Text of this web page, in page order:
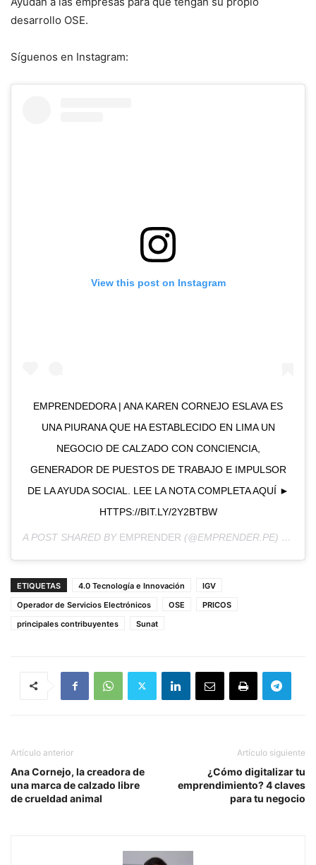
desarrollo OSE.
Síguenos en Instagram:
View this post on Instagram
EMPRENDEDORA | ANA KAREN CORNEJO ESLAVA ES
UNA PIURANA QUE HA ESTABLECIDO EN LIMA UN
NEGOCIO DE CALZADO CON CONCIENCIA,
GENERADOR DE PUESTOS DE TRABAJO E IMPULSOR
DE LA AYUDA SOCIAL. LEE LA NOTA COMPLETA AQUÍ ►
HTTPS://BIT.LY/2Y2BTBW
A POST SHARED BY EMPRENDER (@EMPRENDER.PE) ON
ETIQUETAS 4.0 Tecnología e Innovación
IGV
Operador de Servicios Electrónicos
OSE
PRICOS
principales contribuyentes
Sunat
Artículo anterior
Ana Cornejo, la creadora de
una marca de calzado libre
de crueldad animal
Artículo siguiente
¿Cómo digitalizar tu
emprendimiento? 4 claves
para tu negocio